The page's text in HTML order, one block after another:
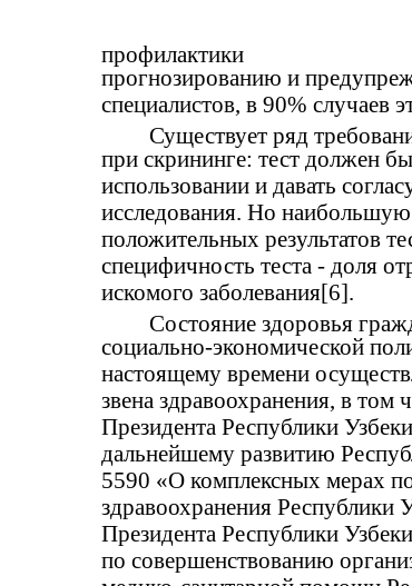
профилактики
прогнозированию и
специалистов, в 90% случаев
Существует ряд
при скрининге: тест должен
использовании и давать
исследования. Но наибольшую
положительных результатов
специфичность теста - доля
искомого заболевания[6].
Состояние здоровья
социально-экономической
настоящему времени
звена здравоохранения, в
Президента Республики
дальнейшему развитию
5590 «О комплексных мерах
здравоохранения Республики
Президента Республики
по совершенствованию